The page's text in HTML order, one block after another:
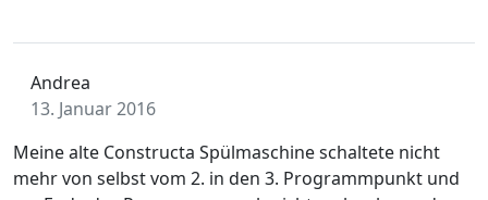
Andrea
13. Januar 2016
Meine alte Constructa Spülmaschine schaltete nicht
mehr von selbst vom 2. in den 3. Programmpunkt und